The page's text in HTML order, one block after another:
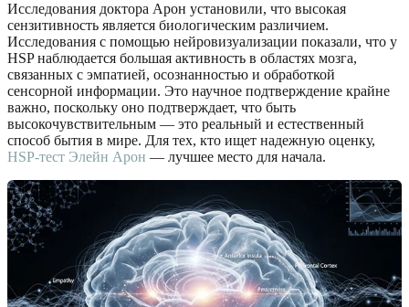
Исследования доктора Арон установили, что высокая
сензитивность является биологическим различием.
Исследования с помощью нейровизуализации показали, что у
HSP наблюдается большая активность в областях мозга,
связанных с эмпатией, осознанностью и обработкой
сенсорной информации. Это научное подтверждение крайне
важно, поскольку оно подтверждает, что быть
высокочувствительным — это реальный и естественный
способ бытия в мире. Для тех, кто ищет надежную оценку,
HSP-тест Элейн Арон — лучшее место для начала.